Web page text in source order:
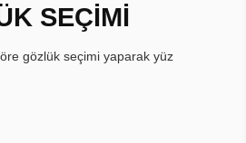
SEÇİMİ
gözlük seçimi yaparak yüz